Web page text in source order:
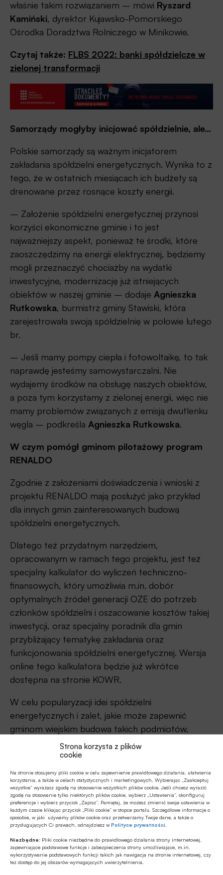
Strona korzysta z plików
cookie
Na stronie stosujemy pliki cookie w celu zapewnienie prawidłowego działania, ułatwienia
korzystania, a także w celach statystycznych i marketingowych. Wybierając „Zaakceptuj
wszystkie” wyrażasz zgodę na stosowanie wszystkich plików cookie. Jeśli chcesz wyrazić
zgodę na stosowanie tylko niektórych plików cookie, wybierz „Ustawienia”, skonfiguruj
preferencje i wybierz przycisk „Zapisz”. Pamiętaj, że możesz zmienić swoje ustawienia w
każdym czasie klikając przycisk „Pliki cookie” w stopce portalu. Szczegółowe informacje o
sposobie, w jaki używamy plików cookie oraz przetwarzamy Twoje dane, a także o
przysługujących Ci prawach, odnajdziesz wPolityce prywatności
Niezbędne: Pliki cookie niezbędne do prawidłowego działania strony internetowej,
zapewniające podstawowe funkcje i zabezpieczenia strony umożliwiające, m.in.
wykorzystywanie podstawowych funkcji takich jak nawigacja na stronie internetowej, czy
tez dostęp do jej obszarów wymagających uwierzytelnienia.
właśnie takim rozwiązaniem – mówi Ryszard
Kamiński, dyrektor Kujawsko-Pomorskiego
Ośrodka Doradztwa Rolniczego w Minikowie.
Czytaj także: FLBS 2022: banki spółdzielcze w
zielonej transformacji
Samorządy mogłyby inicjować spółdzielnie, ale…
Polskie samorządy są ważnym inicjatorem
zakładania spółdzielni energetycznych. Wynika to z
tego, że w ostatnich miesiącach ich budżety są
drenowane przez rosnące koszty energii.
– Założenie spółdzielni energetycznej przynosi
korzyści ekonomiczne gminie i to jest
najważniejszy aspekt, ponieważ te środki, które
zaoszczędzimy na energii elektrycznej, będziemy
mogli przeznaczyć chociażby na wydatki
inwestycyjne, modernizację już istniejących
obiektów w naszej gminie – dodaje Agnieszka
Rutkowska, burmistrz gminy Stawiski, która
zarejestrowała swoją spółdzielnię w połowie lutego
br.
– Jeśli mamy pompy ciepła i fotowoltaikę, to tak
naprawdę jesteśmy samowystarczalni. Nie
wydajemy środków na obsługę naszych obiektów,
a poza tym korzystamy z zielonej energii, więc nie
mamy problemów związanych z emisją dwutlenku
węgla – podkreśla Agnieszka Rutkowska.
W czym pomógł gminom pilotażowy program
RENALDO
Zgodnie z założeniami doświadczenia i wnioski z
projektu RENALDO mają posłużyć jako przykład
dla innych gmin zainteresowanych budową
spółdzielni energetycznych.
Dlatego też przydatnym narzędziem,
opracowanym w ramach tego projektu, jest też
specjalny kalkulator do wyliczeń techniczno-
finansowych, który umożliwia m.in. dobór
optymalnych źródeł generacji OZE do potrzeb
członków spółdzielni i oszacowanie kosztów takiej
inwestycji, oraz specjalny poradnik dla gmin
przybliżający tematykę zakładania oraz
funkcjonowania spółdzielni energetycznej. Wersja
online tego kalkulatora będzie już wkrótce
dostępna na stronie KOWR.
W celu popularyzacji idei spółdzielni
energetycznych i zalet, jakie może zapewnić
gminom wiejskim budowa takich podmiotów,
program RENALDO, MRiRW oraz KOWR
zorganizował w dniach 1-2 marca konferencję
„Zrównoważona transformacja energetyczna
obszarów wiejskich – korzyści i potencjał
spółdzielni energetycznych”. Przyciągnęła ona
szerokie grono gości z Polski, a także
przedstawicieli zagranicznych spółdzielni i
samorządów, dzięki czemu stanowiła okazję do
wymiany doświadczeń w tym zakresie.